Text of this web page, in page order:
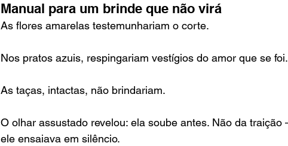
Manual para um brinde que não virá
As flores amarelas testemunhariam o corte.
Nos pratos azuis, respingariam vestígios do amor que se foi.
As taças, intactas, não brindariam.
O olhar assustado revelou: ela soube antes. Não da
ele ensaiava em silêncio.